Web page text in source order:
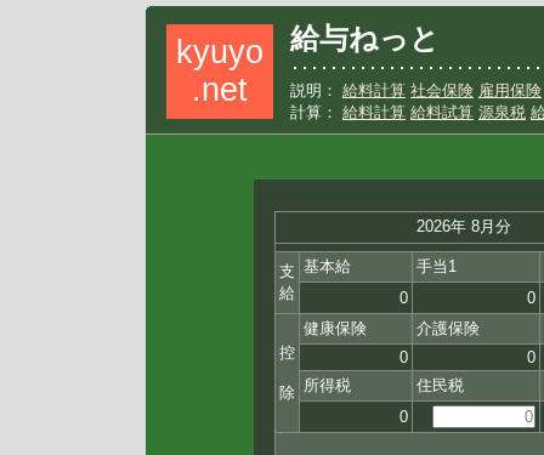
kyuyo
.net
給与ねっと
･････････････････････････
説明： 給料計算 社会保険 雇用保険
計算： 給料計算 給料試算 源泉税
2026年 8月分
支
給
基本給
手当1
0
0
控
除
健康保険
介護保険
0
0
所得税
住民税
0